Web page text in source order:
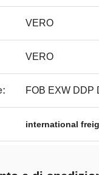
VERO
VERO
FOB EXW DDP
international